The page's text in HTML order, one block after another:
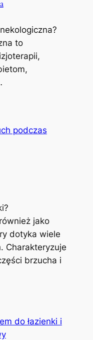
to
jako
dotyka wiele
Charakteryzuje
brzucha i